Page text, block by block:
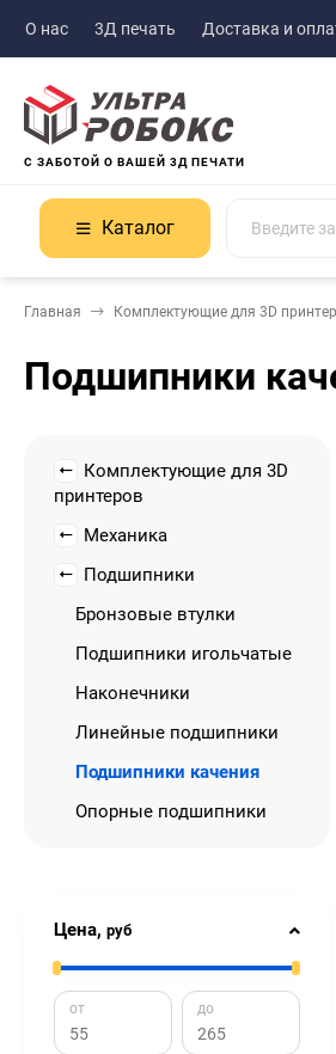
О нас 3Д печать Доставка и
С ЗАБОТОЙ О ВАШЕЙ 3Д ПЕЧАТИ
Каталог
Главная Комплектующие для 3D
Подшипники
Комплектующие для 3D
принтеров
Механика
Подшипники
Бронзовые втулки
Подшипники игольчатые
Наконечники
Линейные подшипники
Подшипники качения
Опорные подшипники
Цена, руб
от до